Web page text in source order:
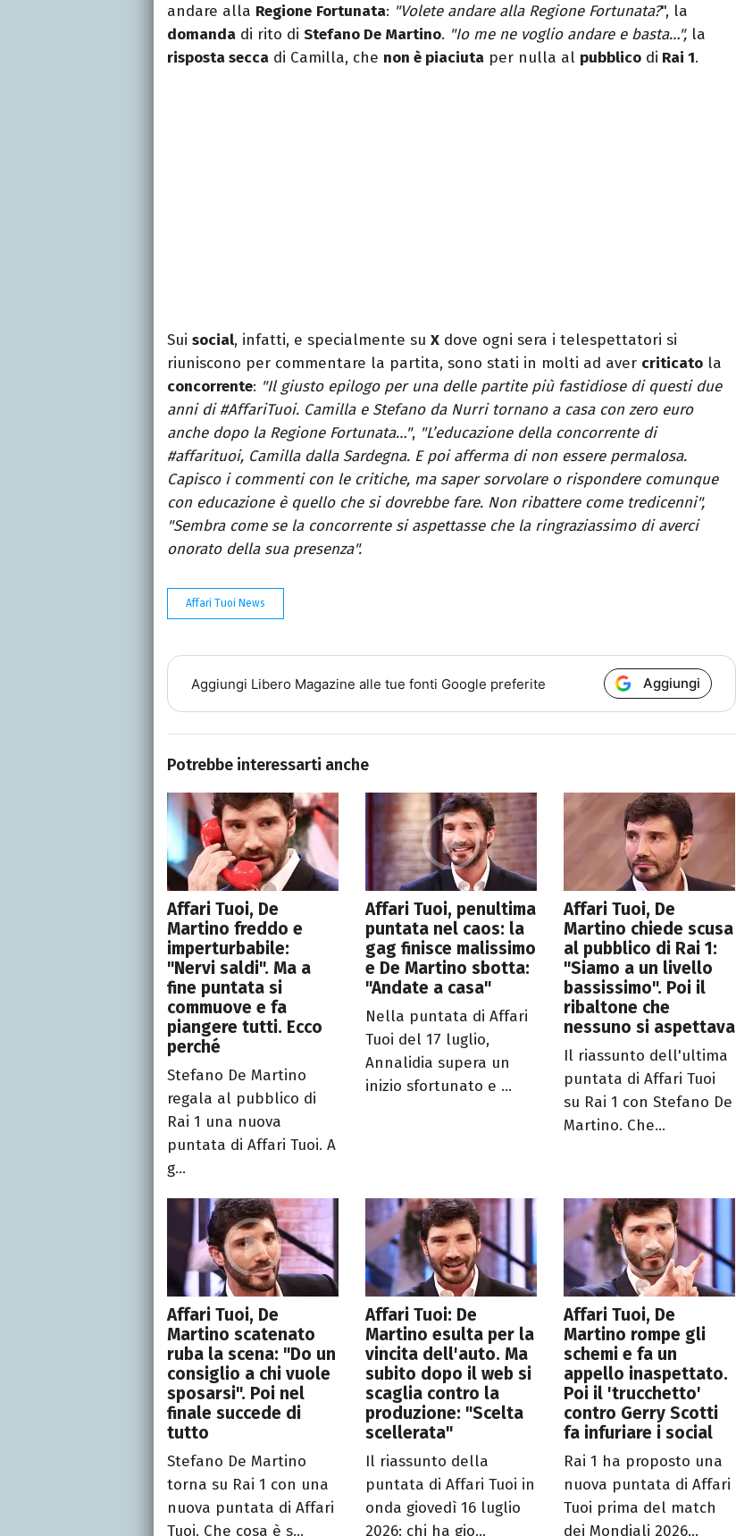
andare alla Regione Fortunata: "Volete andare alla Regione Fortunata?", la
domanda di rito di Stefano De Martino. "Io me ne voglio andare e basta…", la
risposta secca di Camilla, che non è piaciuta per nulla al pubblico di Rai 1.
Sui social, infatti, e specialmente su X dove ogni sera i telespettatori si
riuniscono per commentare la partita, sono stati in molti ad aver criticato la
concorrente: "Il giusto epilogo per una delle partite più fastidiose di questi due
anni di #AffariTuoi. Camilla e Stefano da Nurri tornano a casa con zero euro
anche dopo la Regione Fortunata…", "L’educazione della concorrente di
#affarituoi, Camilla dalla Sardegna. E poi afferma di non essere permalosa.
Capisco i commenti con le critiche, ma saper sorvolare o rispondere comunque
con educazione è quello che si dovrebbe fare. Non ribattere come tredicenni",
"Sembra come se la concorrente si aspettasse che la ringraziassimo di averci
onorato della sua presenza".
Affari Tuoi News
Aggiungi Libero Magazine alle tue fonti Google preferite Aggiungi
Potrebbe interessarti anche
Affari Tuoi, De
Martino freddo e
imperturbabile:
"Nervi saldi". Ma a
fine puntata si
commuove e fa
piangere tutti. Ecco
perché
Stefano De Martino
regala al pubblico di
Rai 1 una nuova
puntata di Affari Tuoi. A
g...
Affari Tuoi, penultima
puntata nel caos: la
gag finisce malissimo
e De Martino sbotta:
"Andate a casa"
Nella puntata di Affari
Tuoi del 17 luglio,
Annalidia supera un
inizio sfortunato e ...
Affari Tuoi, De
Martino chiede scusa
al pubblico di Rai 1:
"Siamo a un livello
bassissimo". Poi il
ribaltone che
nessuno si aspettava
Il riassunto dell'ultima
puntata di Affari Tuoi
su Rai 1 con Stefano De
Martino. Che...
Affari Tuoi, De
Martino scatenato
ruba la scena: "Do un
consiglio a chi vuole
sposarsi". Poi nel
finale succede di
tutto
Stefano De Martino
torna su Rai 1 con una
nuova puntata di Affari
Tuoi. Che cosa è s...
Affari Tuoi: De
Martino esulta per la
vincita dell'auto. Ma
subito dopo il web si
scaglia contro la
produzione: "Scelta
scellerata"
Il riassunto della
puntata di Affari Tuoi in
onda giovedì 16 luglio
2026: chi ha gio...
Affari Tuoi, De
Martino rompe gli
schemi e fa un
appello inaspettato.
Poi il 'trucchetto'
contro Gerry Scotti
fa infuriare i social
Rai 1 ha proposto una
nuova puntata di Affari
Tuoi prima del match
dei Mondiali 2026...